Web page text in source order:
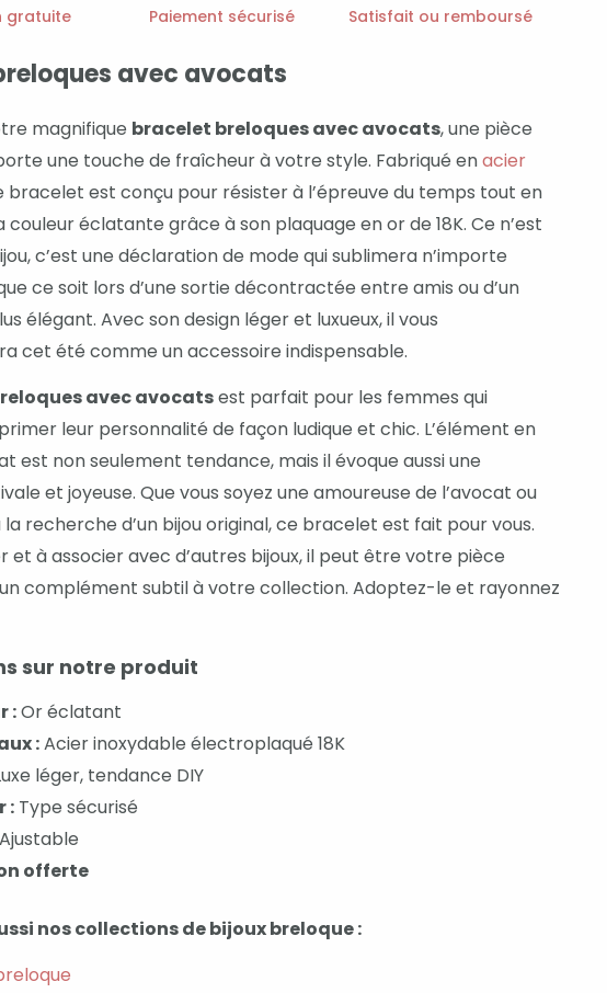
gratuite Paiement sécurisé Satisfait ou remboursé
avec avocats
magnifique bracelet breloques avec avocats, une pièce
une touche de fraîcheur à votre style. Fabriqué enacier
bracelet est conçu pour résister à l’épreuve du temps tout en
éclatante grâce à son plaquage en or de 18K. Ce n’est
c’est une déclaration de mode qui sublimera n’importe
ce soit lors d’une sortie décontractée entre amis ou d’un
élégant. Avec son design léger et luxueux, il vous
cet été comme un accessoire indispensable.
avec avocatsest parfait pour les femmes qui
leur personnalité de façon ludique et chic. L’élément en
est non seulement tendance, mais il évoque aussi une
et joyeuse. Que vous soyez une amoureuse de l’avocat ou
recherche d’un bijou original, ce bracelet est fait pour vous.
et à associer avec d’autres bijoux, il peut être votre pièce
complément subtil à votre collection. Adoptez-le et rayonnez
sur notre produit
:Or éclatant
:Acier inoxydable électroplaqué 18K
léger, tendance DIY
: Type sécurisé
Ajustable
offerte
nos collections de bijoux breloque :